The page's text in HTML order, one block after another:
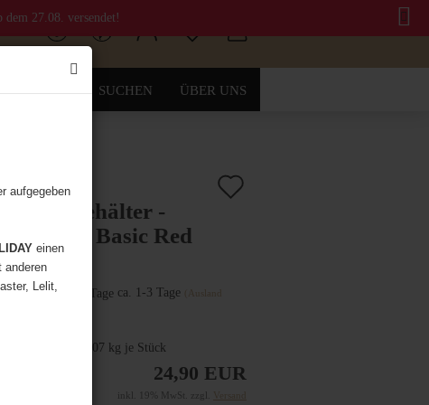
aufgegeben
einen
anderen
Lelit,
27.08. versendet!
SUCHEN ÜBER UNS
3100-0003
-
Box Basic Red
Lieferzeit:
ca. 1-3 Tage
(Ausland
0.407 kg je Stück
24,90 EUR
inkl. 19% MwSt. zzgl. Versand